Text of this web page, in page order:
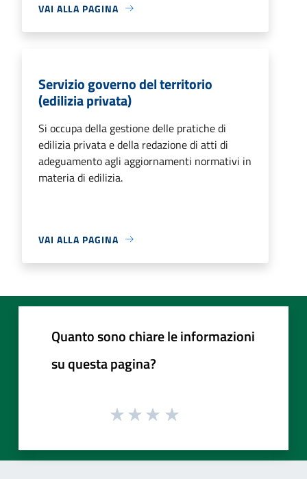
VAI ALLA PAGINA
Servizio governo del territorio
(edilizia privata)
Si occupa della gestione delle pratiche di
edilizia privata e della redazione di atti di
adeguamento agli aggiornamenti normativi in
materia di edilizia.
VAI ALLA PAGINA
Quanto sono chiare le informazioni
su questa pagina?